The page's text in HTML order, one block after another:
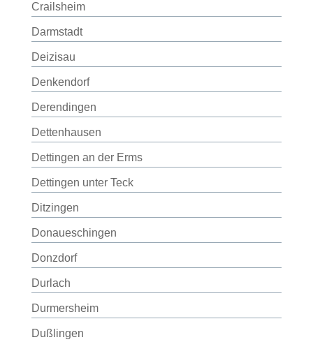
Crailsheim
Darmstadt
Deizisau
Denkendorf
Derendingen
Dettenhausen
Dettingen an der Erms
Dettingen unter Teck
Ditzingen
Donaueschingen
Donzdorf
Durlach
Durmersheim
Dußlingen